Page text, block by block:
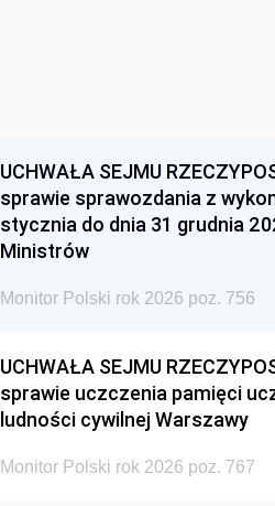
UCHWAŁA SEJMU
sprawie sprawozdania z
stycznia do dnia 31 grudnia
Ministrów
Monitor Polski rok 2026 poz. 756
UCHWAŁA SEJMU
sprawie uczczenia pamięci
ludności cywilnej Warszawy
Monitor Polski rok 2026 poz. 767